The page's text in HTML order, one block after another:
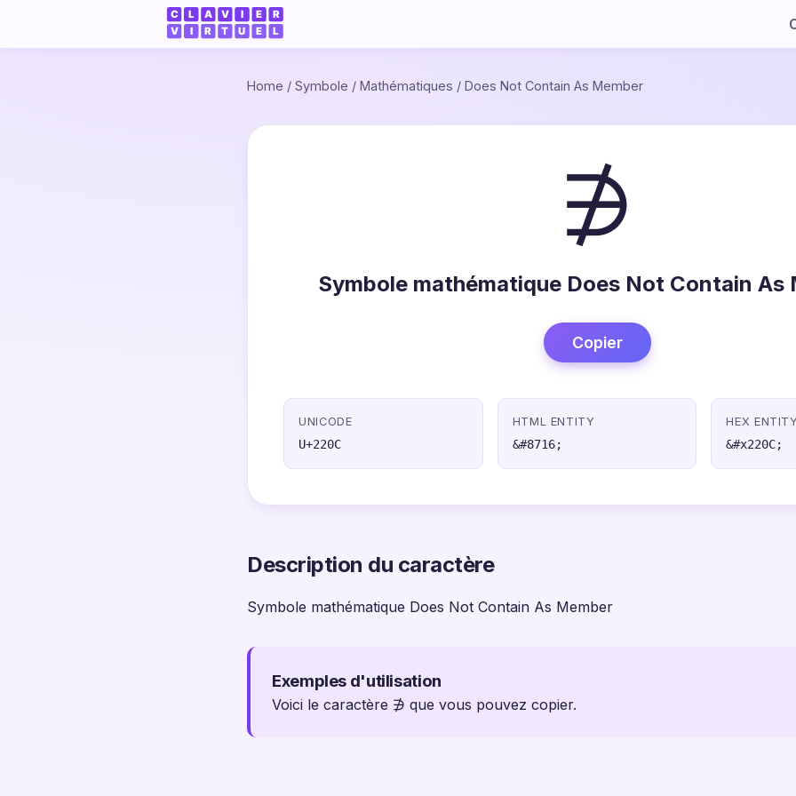
Home / Symbole / Mathématiques / Does Not Contain As Member
∌
Symbole mathématique Does Not Contain As
Copier
UNICODE
U+220C
HTML ENTITY
&#8716;
HEX
&#x220C;
Description du caractère
Symbole mathématique Does Not Contain As Member
Exemples d'utilisation
Voici le caractère ∌ que vous pouvez copier.